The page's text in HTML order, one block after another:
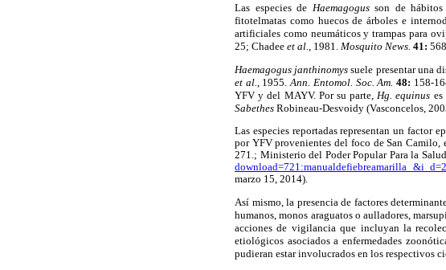
Las especies de Haemagogusson de
fitotelmatas como huecos de árboles e
artificiales como neumáticos y trampas para
25; Chadee et al. , 1981. Mosquito News. 41:
Haemagogus janthinomyssuele presentar una
et al., 1955.Ann. Entomol. Soc. Am.48: 158-
YFV y del MAYV. Por su parte,Hg. equinus
Sabethes Robineau-Desvoidy (Vasconcelos,
Las especies reportadas representan un factor
por YFV provenientes del foco de San Camilo,
271.; Ministerio del Poder Popular Para la
download=721:manualdefiebreamarilla &i
marzo 15, 2014).
Así mismo, la presencia de factores
humanos, monos araguatos o aulladores,
acciones de vigilancia que incluyan la
etiológicos asociados a enfermedades
pudieran estar involucrados en los respectivos